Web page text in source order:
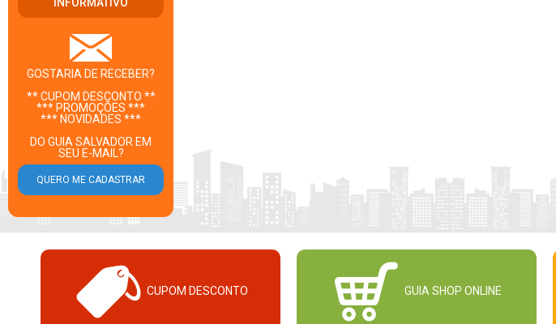
GOSTARIA DE RECEBER?
** CUPOM DESCONTO **
*** PROMOÇÕES ***
*** NOVIDADES ***
DO GUIA SALVADOR EM
SEU E-MAIL?
CUPOM DESCONTO GUIA SHOP ONLINE